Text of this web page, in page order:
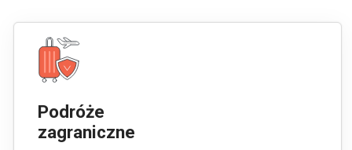
Podróże
zagraniczne